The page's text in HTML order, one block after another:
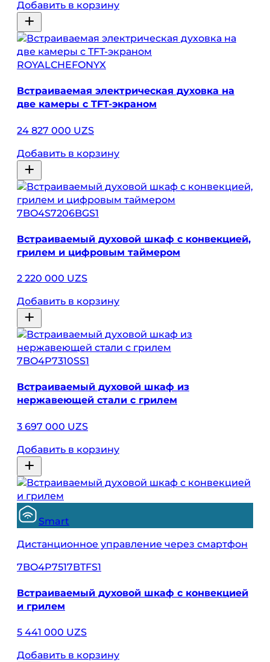
Добавить в корзину
ROYALCHEFONYX
Встраиваемая электрическая духовка на
две камеры с TFT-экраном
24 827 000 UZS
Добавить в корзину
7BO4S7206BGS1
Встраиваемый духовой шкаф с конвекцией,
грилем и цифровым таймером
2 220 000 UZS
Добавить в корзину
7BO4P7310SS1
Встраиваемый духовой шкаф из
нержавеющей стали с грилем
3 697 000 UZS
Добавить в корзину
Smart
Дистанционное управление через смартфон
7BO4P7517BTFS1
Встраиваемый духовой шкаф с конвекцией
и грилем
5 441 000 UZS
Добавить в корзину